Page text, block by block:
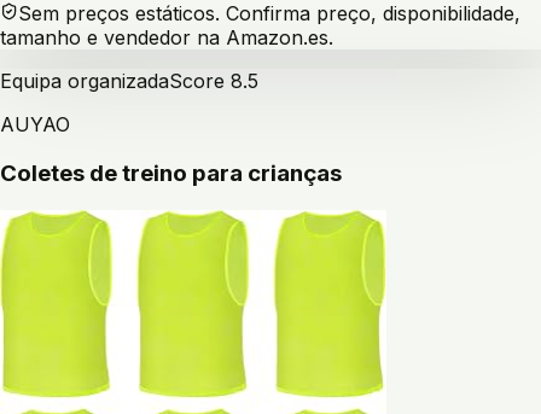
Sem preços estáticos. Confirma preço, disponibilidade,
tamanho e vendedor na Amazon.es.
Equipa organizadaScore 8.5
AUYAO
Coletes de treino para crianças